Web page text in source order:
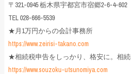
〒321-0945 栃木県宇都宮市宿郷2-6-4-602
TEL 028-666-5539
★月1万円からの会計事務所
https://www.zeirisi-takano.com
★相続税申告をしっかり、格安に。相
https://www.souzoku-utsunomiya.com